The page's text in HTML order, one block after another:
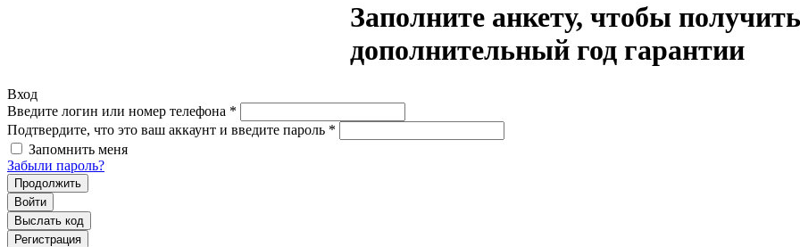
Заполните анкету, чтобы получить
дополнительный год гарантии
Вход
Введите логин или номер телефона *
Подтвердите, что это ваш аккаунт и введите пароль *
Запомнить меня
Забыли пароль?
Продолжить
Войти
Выслать код
Регистрация